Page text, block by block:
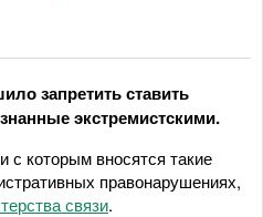
запретить ставить
экстремистскими.
с которым вносятся такие
правонарушениях,
связи.